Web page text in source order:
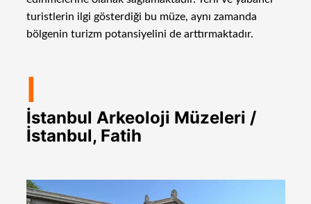
turistlerin ilgi gösterdiği bu müze, aynı zamanda
bölgenin turizm potansiyelini de arttırmaktadır.
I
İstanbul Arkeoloji Müzeleri /
İstanbul, Fatih